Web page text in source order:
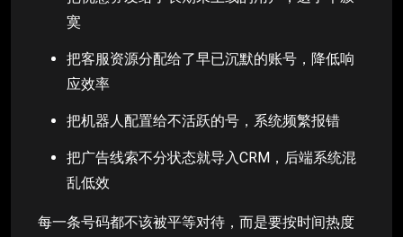
寞
把客服资源分配给了早已沉默的账号，降低响
应效率
把机器人配置给不活跃的号，系统频繁报错
把广告线索不分状态就导入CRM，后端系统混
乱低效
每一条号码都不该被平等对待，而是要按时间热度